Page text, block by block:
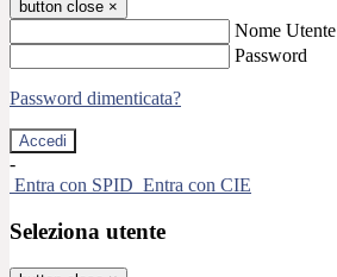
button close ×
Nome Utente
Password
Password dimenticata?
-
Entra con SPID Entra con CIE
Seleziona utente